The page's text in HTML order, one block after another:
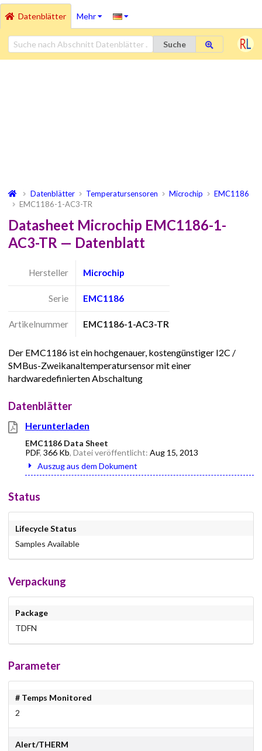
Datenblätter Mehr
Suche
Datenblätter Temperatursensoren Microchip
EMC1186
EMC1186-1-AC3-TR
Datasheet Microchip EMC1186-1-
AC3-TR — Datenblatt
Hersteller Microchip
Serie EMC1186
Artikelnummer EMC1186-1-AC3-TR
Der EMC1186 ist ein hochgenauer, kostengünstiger I2C /
SMBus-Zweikanaltemperatursensor mit einer
hardwaredefinierten Abschaltung
Datenblätter
Herunterladen
EMC1186 Data Sheet
PDF, 366 Kb, Datei veröffentlicht: Aug 15, 2013
Auszug aus dem Dokument
Status
Lifecycle Status
Samples Available
Verpackung
Package
TDFN
Parameter
# Temps Monitored
2
Alert/THERM